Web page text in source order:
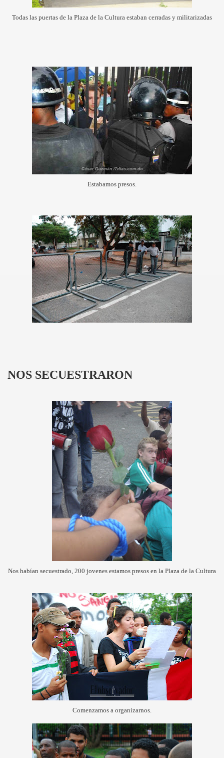
Todas las puertas de la Plaza de la Cultura estaban cerradas y militarizadas
Estabamos presos.
NOS SECUESTRARON
Nos habían secuestrado, 200 jovenes estamos presos en la Plaza de la Cultura
Comenzamos a organizarnos.